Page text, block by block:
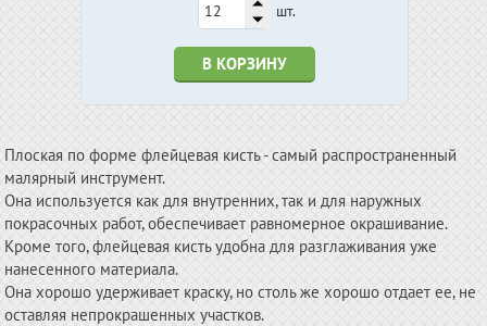
шт.
В КОРЗИНУ
Плоская по форме флейцевая кисть - самый распространенный
малярный инструмент.
Она используется как для внутренних, так и для наружных
покрасочных работ, обеспечивает равномерное окрашивание.
Кроме того, флейцевая кисть удобна для разглаживания уже
нанесенного материала.
Она хорошо удерживает краску, но столь же хорошо отдает ее, не
оставляя непрокрашенных участков.